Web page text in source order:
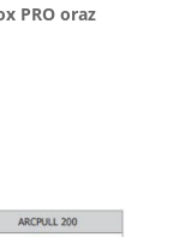
PRO oraz